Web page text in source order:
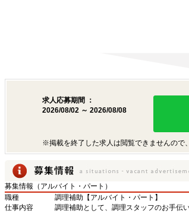
求人応募期間 ：
2026/08/02 ～ 2026/08/08
※掲載を終了した求人は閲覧できませんので
募集情報（アルバイト・パート）
職種
調理補助【アルバイト・パート】
仕事内容
調理補助として、調理スタッフのお手伝